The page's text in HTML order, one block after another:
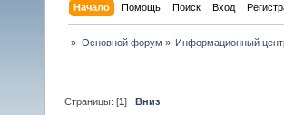
Начало Помощь Поиск Вход
» Основной форум » Информационный
Страницы: [1]Вниз